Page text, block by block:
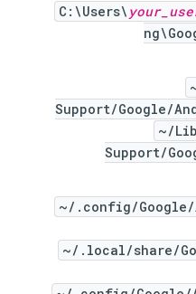
C:\Users\
Support/Google/
~/
Support/
~/.config/Google/
~/.local/share/